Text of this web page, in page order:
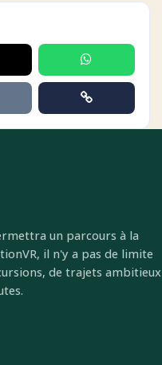
un parcours à la
il n'y a pas de limite
de trajets ambitieux